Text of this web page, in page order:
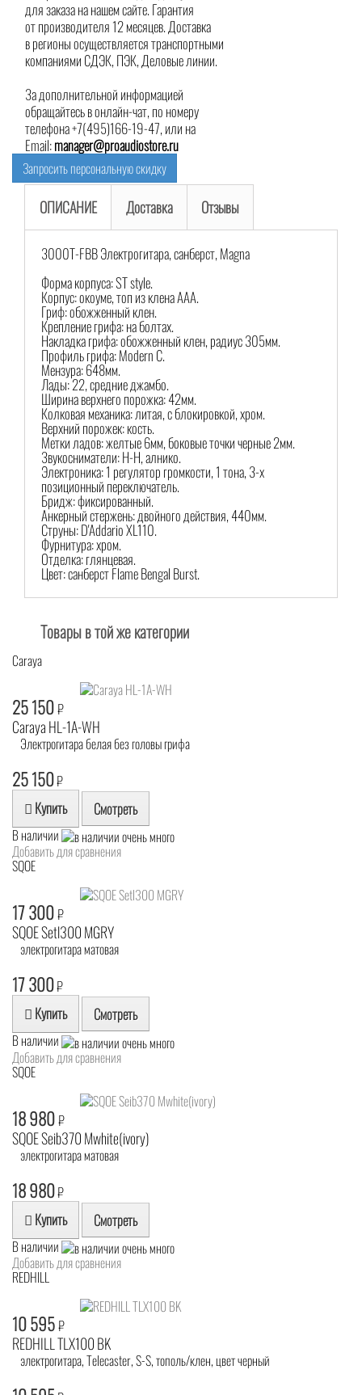
для заказа на нашем сайте. Гарантия
от производителя 12 месяцев. Доставка
в регионы осуществляется транспортными
компаниями СДЭК, ПЭК, Деловые линии.
За дополнительной информацией
обращайтесь в онлайн-чат, по номеру
телефона +7(495)166-19-47, или на
Email:manager@proaudiostore.ru
Запросить персональную скидку
ОПИСАНИЕ Доставка Отзывы
3000T-FBB Электрогитара, санберст, Magna
Форма корпуса: ST style.
Корпус: окоуме, топ из клена ААА.
Гриф: обожженный клен.
Крепление грифа: на болтах.
Накладка грифа: обожженный клен, радиус 305мм.
Профиль грифа: Modern С.
Мензура: 648мм.
Лады: 22, средние джамбо.
Ширина верхнего порожка: 42мм.
Колковая механика: литая, с блокировкой, хром.
Верхний порожек: кость.
Метки ладов: желтые 6мм, боковые точки черные 2мм.
Звукосниматели: H-H, алнико.
Электроника: 1 регулятор громкости, 1 тона, 3-х
позиционный переключатель.
Бридж: фиксированный.
Анкерный стержень: двойного действия, 440мм.
Струны: D'Аddario XL110.
Фурнитура: хром.
Отделка: глянцевая.
Цвет: санберст Flame Bengal Burst.
Товары в той же категории
Caraya
25 150₽
Caraya HL-1A-WH
Электрогитара белая без головы грифа
25 150₽
Купить Смотреть
В наличии
Добавить для сравнения
SQOE
17 300₽
SQOE Setl300 MGRY
электрогитара матовая
17 300₽
Купить Смотреть
В наличии
Добавить для сравнения
SQOE
18 980₽
SQOE Seib370 Mwhite(ivory)
электрогитара матовая
18 980₽
Купить Смотреть
В наличии
Добавить для сравнения
REDHILL
10 595₽
REDHILL TLX100 BK
электрогитара, Telecaster, S-S, тополь/клен, цвет черный